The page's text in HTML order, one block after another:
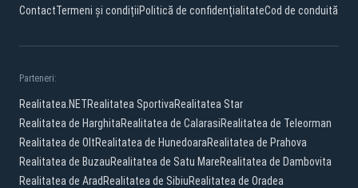
ContactTermeni și condițiiPolitică de confidențialitateCod de conduită
Parteneri:
Realitatea.NETRealitatea SportivaRealitatea Star
Realitatea de HarghitaRealitatea de CalarasiRealitatea de Teleorman
Realitatea de OltRealitatea de HunedoaraRealitatea de Prahova
Realitatea de BuzauRealitatea de Satu MareRealitatea de Dambovita
Realitatea de Arad Realitatea de SibiuRealitatea de Oradea